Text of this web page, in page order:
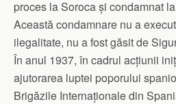
proces la Soroca și condamnat
Această condamnare nu a
ilegalitate, nu a fost găsit de
În anul 1937, în cadrul acțiunii
ajutorarea luptei poporului
Brigăzile Internaționale din